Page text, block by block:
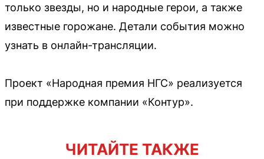
только звезды, но и народные герои, а также
известные горожане. Детали события можно
узнать в онлайн-трансляции.
Проект «Народная премия НГС» реализуется
при поддержке компании «Контур».
ЧИТАЙТЕ ТАКЖЕ